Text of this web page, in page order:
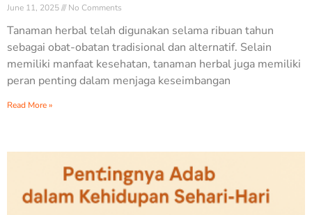
June 11, 2025 No Comments
Tanaman herbal telah digunakan selama ribuan tahun
sebagai obat-obatan tradisional dan alternatif. Selain
memiliki manfaat kesehatan, tanaman herbal juga memiliki
peran penting dalam menjaga keseimbangan
Read More »